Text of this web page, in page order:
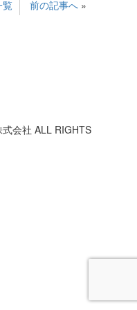
覧 前の記事へ »
会社 ALL RIGHTS